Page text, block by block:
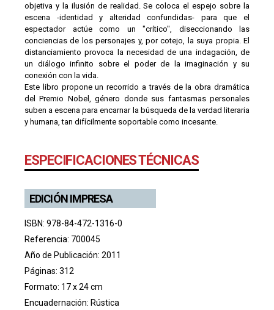
objetiva y la ilusión de realidad. Se coloca el espejo sobre la
escena -identidad y alteridad confundidas- para que el
espectador actúe como un "crítico", diseccionando las
conciencias de los personajes y, por cotejo, la suya propia. El
distanciamiento provoca la necesidad de una indagación, de
un diálogo infinito sobre el poder de la imaginación y su
conexión con la vida.
Este libro propone un recorrido a través de la obra dramática
del Premio Nobel, género donde sus fantasmas personales
suben a escena para encarnar la búsqueda de la verdad literaria
y humana, tan difícilmente soportable como incesante.
ESPECIFICACIONES TÉCNICAS
EDICIÓN IMPRESA
ISBN: 978-84-472-1316-0
Referencia: 700045
Año de Publicación: 2011
Páginas: 312
Formato: 17 x 24 cm
Encuadernación: Rústica